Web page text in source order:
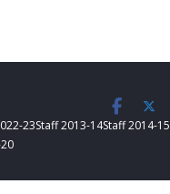
23Staff 2013-14Staff 2014-15